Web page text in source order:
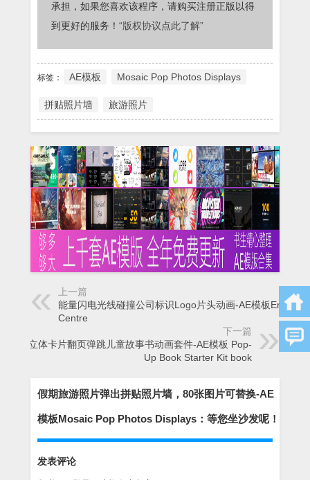
承担，如果您喜欢该程序，请购买注册正版以得
到更好的服务！ “版权协议点此了解”
标签： AE模板 Mosaic Pop Photos Displays
拼贴照片墙 旅游照片
上一篇
能量闪电光线碰撞公司标识Logo片头动画-AE模板Energy
Centre
下一篇
创意立体卡片翻页弹跳儿童故事书动画套件-AE模板 Pop-
Up Book Starter Kit book
假期旅游照片弹出拼贴照片墙，80张图片可替换-AE
模板Mosaic Pop Photos Displays：等您坐沙发呢！
发表评论